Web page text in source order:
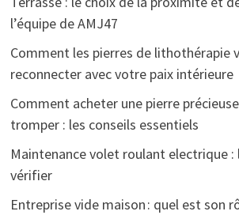
l’équipe de AMJ47
Comment les pierres de lithothérapie
reconnecter avec votre paix intérieure
Comment acheter une pierre
tromper : les conseils essentiels
Maintenance volet roulant electrique :
vérifier
Entreprise vide maison : quel est son